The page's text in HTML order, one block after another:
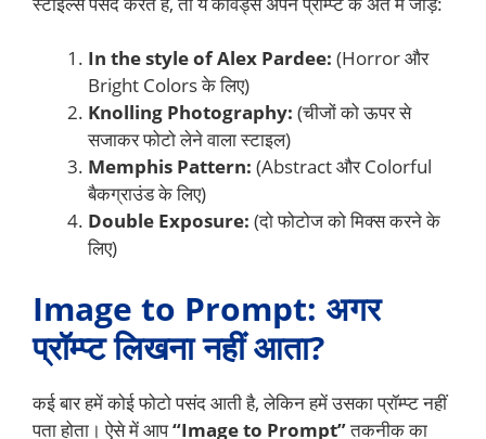
In the style of Alex Pardee: (Horror और
Bright Colors के लिए)
Knolling Photography: (चीजों को ऊपर से
सजाकर फोटो लेने वाला स्टाइल)
Memphis Pattern: (Abstract और Colorful
बैकग्राउंड के लिए)
Double Exposure: (दो फोटोज को मिक्स करने के
लिए)
Image to Prompt: अगर
प्रॉम्प्ट लिखना नहीं आता?
कई बार हमें कोई फोटो पसंद आती है, लेकिन हमें उसका प्रॉम्प्ट नहीं
पता होता। ऐसे में आप“Image to Prompt”तकनीक का